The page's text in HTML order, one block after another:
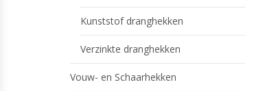
Kunststof dranghekken
Verzinkte dranghekken
Vouw- en Schaarhekken